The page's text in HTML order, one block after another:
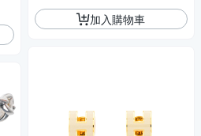
加入購物車